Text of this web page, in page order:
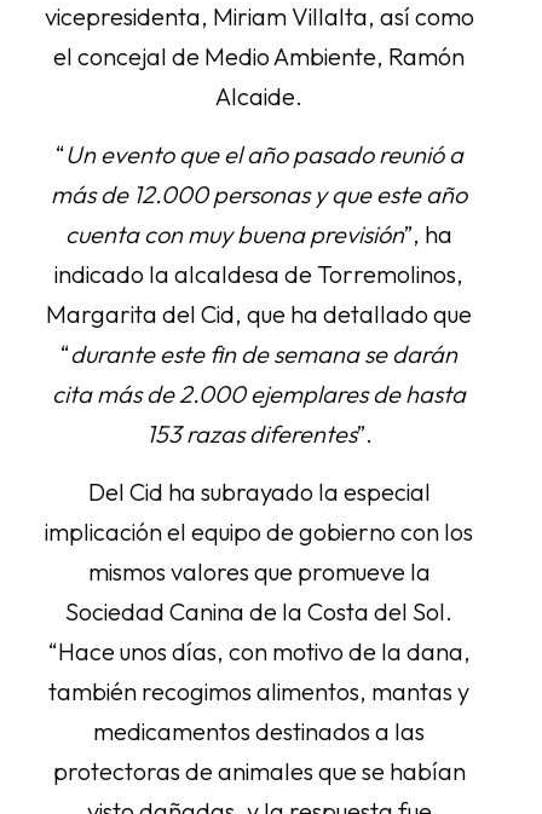
vicepresidenta, Miriam Villalta, así como
el concejal de Medio Ambiente, Ramón
Alcaide.
“Un evento que el año pasado reunió a
más de 12.000 personas y que este año
cuenta con muy buena previsión”, ha
indicado la alcaldesa de Torremolinos,
Margarita del Cid, que ha detallado que
“durante este fin de semana se darán
cita más de 2.000 ejemplares de hasta
153 razas diferentes”.
Del Cid ha subrayado la especial
implicación el equipo de gobierno con los
mismos valores que promueve la
Sociedad Canina de la Costa del Sol.
“Hace unos días, con motivo de la dana,
también recogimos alimentos, mantas y
medicamentos destinados a las
protectoras de animales que se habían